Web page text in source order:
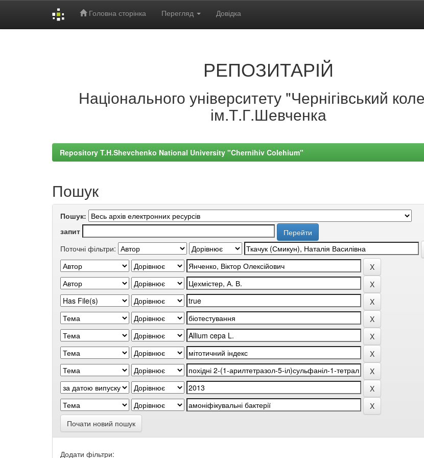
Головна сторінка Перегляд Довідка
РЕПОЗИТАРІЙ
Національного університету "Чернігівський
ім.Т.Г.Шевченка
Repository T.H.Shevchenko National University "Chernihiv Colehium"
Пошук
Пошук:
запит
Поточні фільтри:
Почати новий пошук
Додати фільтри: